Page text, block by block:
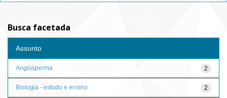
Busca facetada
Assunto
2
Angiosperma
2
Biologia - estudo e ensino